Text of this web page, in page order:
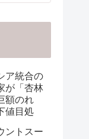
ア統合の
が「杏林
額のれ
値目処
ントスー